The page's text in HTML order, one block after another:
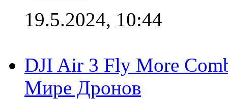
19.5.2024, 10:44
DJI Air 3 Fly More
Мире Дронов